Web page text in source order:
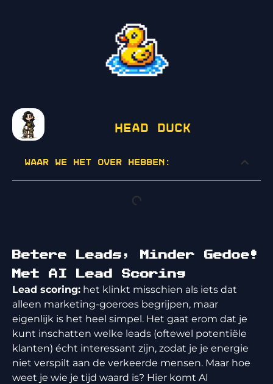
Head Duck
Waar we het over hebben:
Betere Leads, Minder Gedoe!
Met AI Lead Scoring
Lead scoring: het klinkt misschien als iets dat
alleen marketing-goeroes begrijpen, maar
eigenlijk is het heel simpel. Het gaat erom dat je
kunt inschatten welke leads (oftewel potentiële
klanten) écht interessant zijn, zodat je je energie
niet verspilt aan de verkeerde mensen. Maar hoe
weet je wie je tijd waard is? Hier komt AI